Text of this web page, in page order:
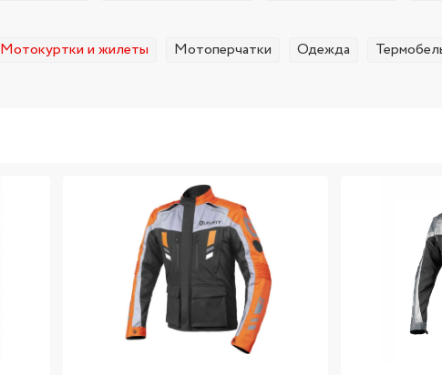
Мотокуртки и жилеты Мотоперчатки Одежда